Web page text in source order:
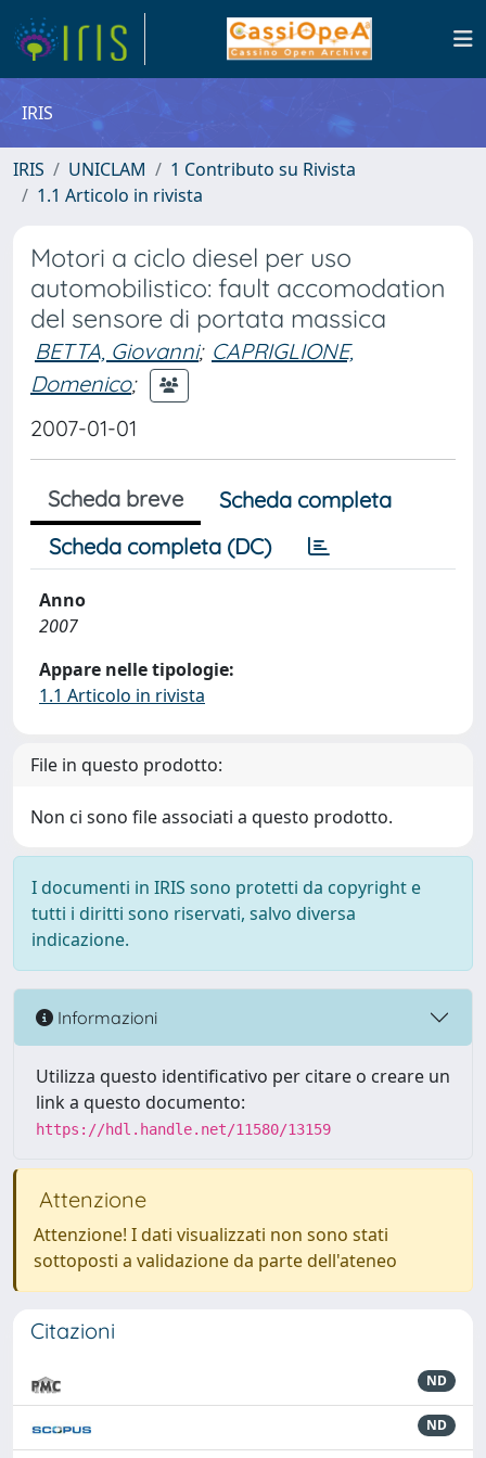
IRIS
IRIS UNICLAM
1 Contributo su Rivista
1.1 Articolo in rivista
Motori a ciclo diesel per uso
automobilistico: fault accomodation
del sensore di portata massica
BETTA, Giovanni; CAPRIGLIONE,
Domenico;
2007-01-01
Scheda breve
Scheda completa
Scheda completa (DC)
Anno
2007
Appare nelle tipologie:
1.1 Articolo in rivista
File in questo prodotto:
Non ci sono file associati a questo prodotto.
I documenti in IRIS sono protetti da copyright e
tutti i diritti sono riservati, salvo diversa
indicazione.
Informazioni
Utilizza questo identificativo per citare o creare un
link a questo documento:
https://hdl.handle.net/11580/13159
Attenzione
Attenzione! I dati visualizzati non sono stati
sottoposti a validazione da parte dell'ateneo
Citazioni
ND
ND